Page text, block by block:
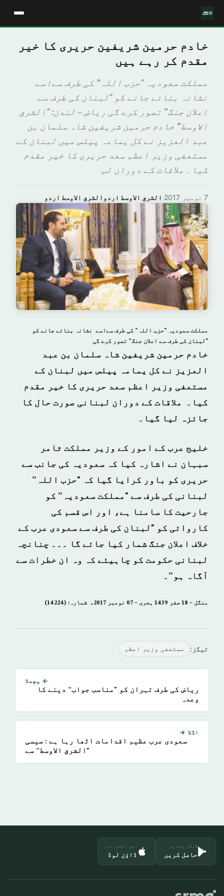
خادم حرمین شریفین حریری کا خیر
مقدم کر رہے ہیں
مملکت سعودیہ "حزب اللہ” کی طرف سےاسے
نشانہ بنائے جانے کو "لبنان کی طرف سے
اعلان جنگ” تصور کرے گی ریاض – لندن: "الشرق
الاوسط” خادم حرمین شریفین شاہ سلمان بن
عبد العزیز نے کل یمامہ پیلس میں لبنان کے
مستعفی وزیر اعظم سعد حریری کا خیر مقدم
کیا۔ ملاقات کے دوران لب
الشرق الاوسط اردوالشرق الاوسط اردو · 7 نومبر 2017
مملکت سعودیہ "حزب اللہ” کی طرف سےاسے نشانہ بنائے جانے کو
"لبنان کی طرف سے اعلان جنگ” تصور کرے گی
خادم حرمین شریفین شاہ سلمان بن عبد
العزیز نے کل یمامہ پیلس میں لبنان کے
مستعفی وزیر اعظم سعد حریری کا خیر مقدم
کیا۔ ملاقات کے دوران لبنانی صورت حال کا
جائزہ لیا گیا۔
خلیج عرب کے امور کے وزیر مملکت ثامر
سبہان نے اشارہ کیا کہ سعودیہ کی جانب سے
حریری کو باور کرایا گیا کہ "حزب اللہ”
لبنانی کی طرف سے "مملکت سعودیہ” کو
جارحیت کا سامنا ہے، اور اس قسم کی
کاروائی کو "لبنان کی طرف سے سعودی عرب کے
خلاف اعلان جنگ شمار کیا جائے گا ۔۔۔ چنانچہ
لبنانی حکومت کو چاہیئے کہ وہ ان خطرات سے
آگاہ ہو”۔
منگل – 18 صفر 1439 ہجری – 07 نومبر 2017ء شمارہ: (14224)
ٹیگز: مستعفی وزیر اعظم
← پچھلا
ریاض کی طرف تہران کو "مناسب جواب” دینے کا
وعدہ
اگلا →
سعودی عرب عظیم اقدامات اٹھا رہا ہے : سیسی
"الشرق الاوسط” سے
گوگل پلے پر
حاصل کریں
ایپ اسٹور سے
ڈاؤن لوڈ